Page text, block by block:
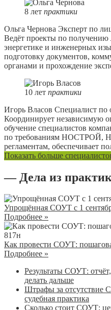
8 лет практики
Ольга Чернова Эксперт по
Ведёт проекты по получению
энергетике и инженерных
подготовку документов,
органами и прохождение
10 лет практики
Игорь Власов Специалист
Координирует независимую
обучение специалистов
по требованиям НОСТРОЙ,
регламентам, обеспечивает
Показать больше
— Дела из
Упрощённая СОУТ с 1
Подробнее »
Как провести СОУТ:
Подробнее »
Результаты СОУТ:
делать дальше
Штрафы за отсутствие
судебная практика
Сколько стоит СОУТ: